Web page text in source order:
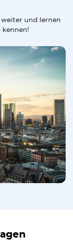
weiter und lernen
kennen!